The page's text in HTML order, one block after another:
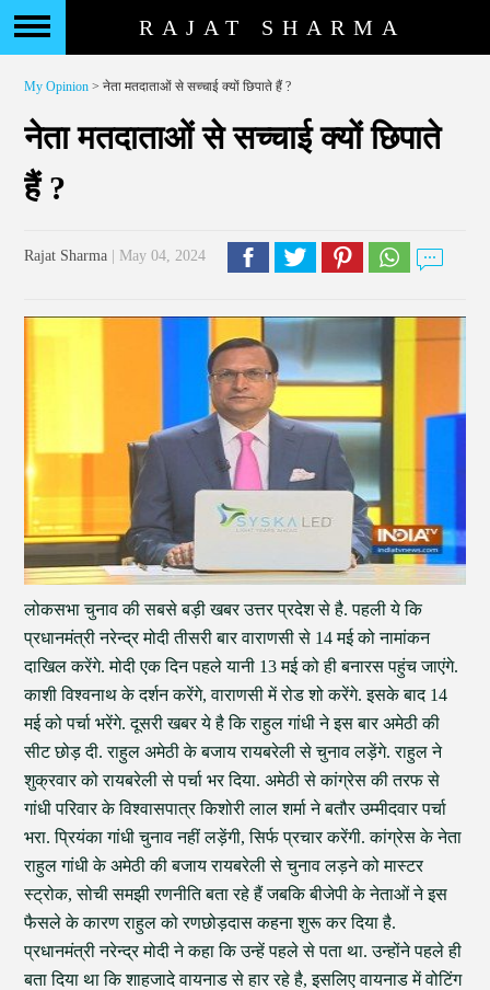
RAJAT SHARMA
My Opinion > नेता मतदाताओं से सच्चाई क्यों छिपाते हैं ?
नेता मतदाताओं से सच्चाई क्यों छिपाते
हैं ?
Rajat Sharma | May 04, 2024
लोकसभा चुनाव की सबसे बड़ी खबर उत्तर प्रदेश से है. पहली ये कि
प्रधानमंत्री नरेन्द्र मोदी तीसरी बार वाराणसी से 14 मई को नामांकन
दाखिल करेंगे. मोदी एक दिन पहले यानी 13 मई को ही बनारस पहुंच जाएंगे.
काशी विश्वनाथ के दर्शन करेंगे, वाराणसी में रोड शो करेंगे. इसके बाद 14
मई को पर्चा भरेंगे. दूसरी खबर ये है कि राहुल गांधी ने इस बार अमेठी की
सीट छोड़ दी. राहुल अमेठी के बजाय रायबरेली से चुनाव लड़ेंगे. राहुल ने
शुक्रवार को रायबरेली से पर्चा भर दिया. अमेठी से कांग्रेस की तरफ से
गांधी परिवार के विश्वासपात्र किशोरी लाल शर्मा ने बतौर उम्मीदवार पर्चा
भरा. प्रियंका गांधी चुनाव नहीं लड़ेंगी, सिर्फ प्रचार करेंगी. कांग्रेस के नेता
राहुल गांधी के अमेठी की बजाय रायबरेली से चुनाव लड़ने को मास्टर
स्ट्रोक, सोची समझी रणनीति बता रहे हैं जबकि बीजेपी के नेताओं ने इस
फैसले के कारण राहुल को रणछोड़दास कहना शुरू कर दिया है.
प्रधानमंत्री नरेन्द्र मोदी ने कहा कि उन्हें पहले से पता था. उन्होंने पहले ही
बता दिया था कि शाहजादे वायनाड से हार रहे है, इसलिए वायनाड में वोटिंग